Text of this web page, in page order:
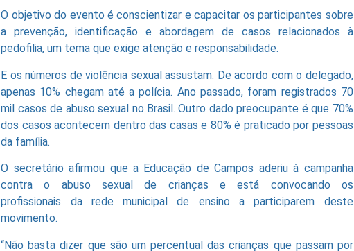
O objetivo do evento é conscientizar e capacitar os participantes sobre
a prevenção, identificação e abordagem de casos relacionados à
pedofilia, um tema que exige atenção e responsabilidade.
E os números de violência sexual assustam. De acordo com o delegado,
apenas 10% chegam até a polícia. Ano passado, foram registrados 70
mil casos de abuso sexual no Brasil. Outro dado preocupante é que 70%
dos casos acontecem dentro das casas e 80% é praticado por pessoas
da família.
O secretário afirmou que a Educação de Campos aderiu à campanha
contra o abuso sexual de crianças e está convocando os
profissionais da rede municipal de ensino a participarem deste
movimento.
“Não basta dizer que são um percentual das crianças que passam por